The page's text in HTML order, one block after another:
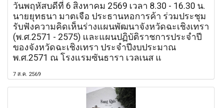
วันพฤหัสบดีที่ 6 สิงหาคม 2569 เวลา 8.30 - 16.30 น.
นายยุทธนา มาตเจือ ประธานหอการค้า ร่วมประชุม
รับฟังความคิดเห็นร่างแผนพัฒนาจังหวัดฉะเชิงเทรา
(พ.ศ.2571 - 2575) และแผนปฏิบัติราชการประจำปี
ของจังหวัดฉะเชิงเทรา ประจำปีงบประมาณ
พ.ศ.2571 ณ โรงแรมซันธารา เวลเนส แ
7 ส.ค. 2569